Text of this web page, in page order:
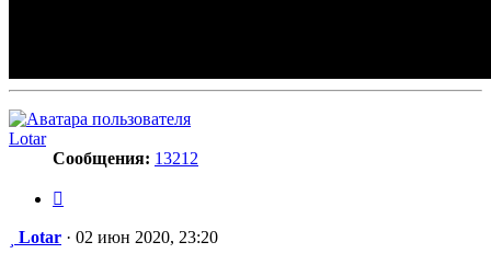
Lotar
Сообщения: 13212
Сообщение
Lotar · 02 июн 2020, 23:20